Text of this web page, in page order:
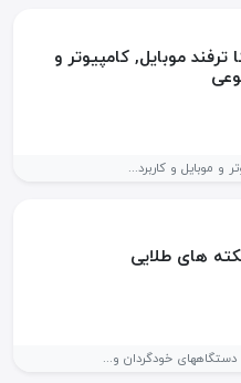
ترفند موبایل, کامپیوتر و
و موبایل و کاربرد...
های طلایی
و دستگاههای خودگردان و...